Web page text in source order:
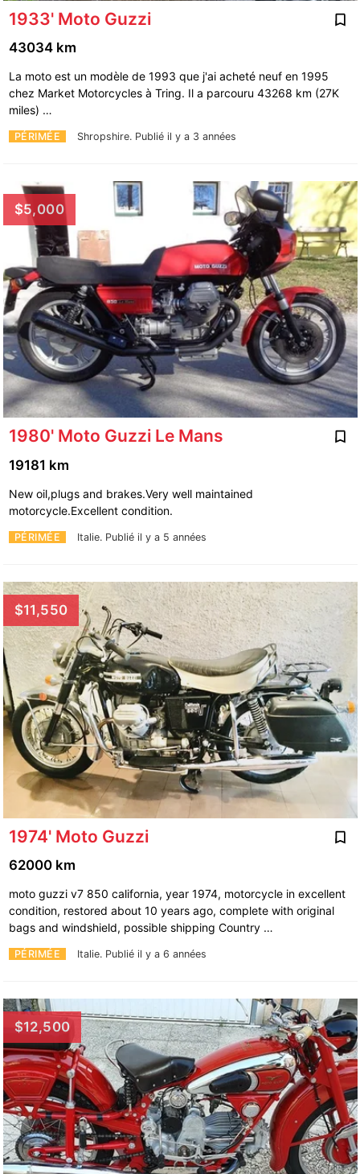
1933' Moto Guzzi
PÉRIMÉE Shropshire. Publié il y a 3 années
43034 km
La moto est un modèle de 1993 que j'ai acheté neuf en 1995
chez Market Motorcycles à Tring. Il a parcouru 43268 km (27K
miles) …
$5,000
1980' Moto Guzzi Le Mans
PÉRIMÉE Italie. Publié il y a 5 années
19181 km
New oil,plugs and brakes.Very well maintained
motorcycle.Excellent condition.
$11,550
1974' Moto Guzzi
PÉRIMÉE Italie. Publié il y a 6 années
62000 km
moto guzzi v7 850 california, year 1974, motorcycle in excellent
condition, restored about 10 years ago, complete with original
bags and windshield, possible shipping Country …
$12,500